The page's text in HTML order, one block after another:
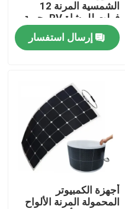
الشمسية المرنة 12
فولت للمشاة RV بحرية
4wd
إرسال استفسار
أجهزة الكمبيوتر
المحمولة المرنة الألواح